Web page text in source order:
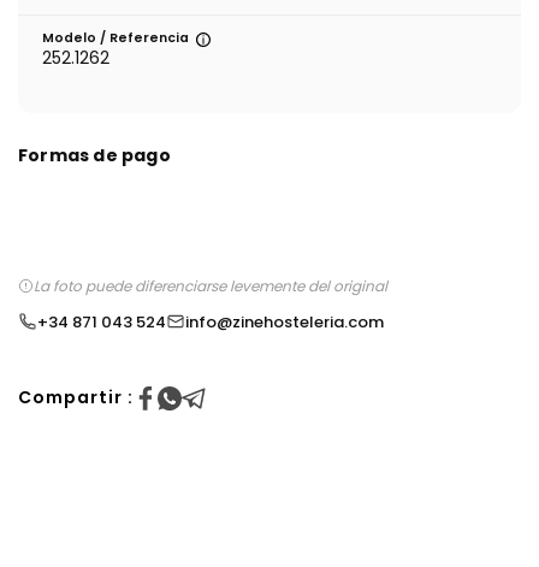
Modelo / Referencia
252.1262
Formas de pago
La foto puede diferenciarse levemente del original
+34 871 043 524 info@zinehosteleria.com
Compartir :